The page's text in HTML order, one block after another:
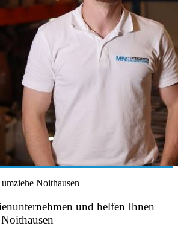
und helfen Ihnen